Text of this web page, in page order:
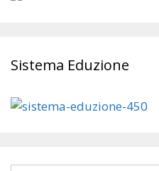
Sistema Eduzione